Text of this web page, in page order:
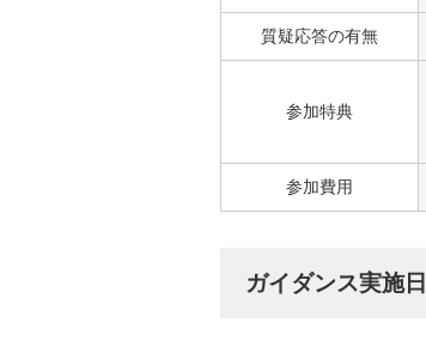
質疑応答の有無
参加特典
参加費用
ガイダンス実施